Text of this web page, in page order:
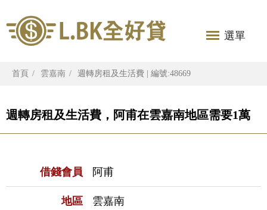
選單
首頁 雲嘉南 週轉房租及生活費 | 編號:48669
週轉房租及生活費，阿甫在雲嘉南地區需要1萬
借錢會員 阿甫
地區 雲嘉南